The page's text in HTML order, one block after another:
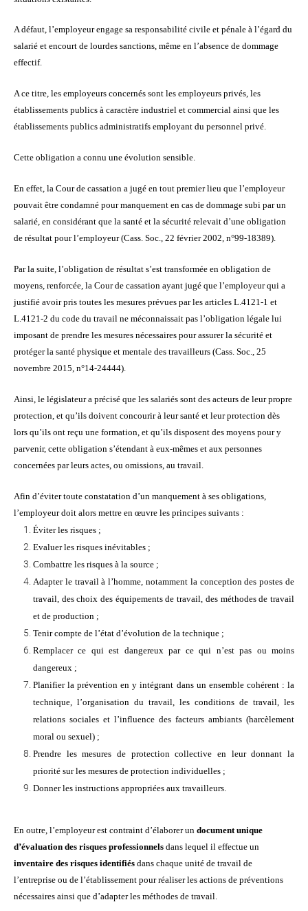
A défaut, l’employeur engage sa responsabilité civile et pénale à l’égard du
salarié et encourt de lourdes sanctions, même en l’absence de dommage
effectif.
A ce titre, les employeurs concernés sont les employeurs privés, les
établissements publics à caractère industriel et commercial ainsi que les
établissements publics administratifs employant du personnel privé.
Cette obligation a connu une évolution sensible.
En effet, la Cour de cassation a jugé en tout premier lieu que l’employeur
pouvait être condamné pour manquement en cas de dommage subi par un
salarié, en considérant que la santé et la sécurité relevait d’une obligation
de résultat pour l’employeur(Cass. Soc., 22 février 2002, n°99-18389).
Par la suite, l’obligation de résultat s’est transformée en obligation de
moyens, renforcée, la Cour de cassation ayant jugé que l’employeur qui a
justifié avoir pris toutes les mesures prévues par les articles L.4121-1 et
L.4121-2 du code du travail ne méconnaissait pas l’obligation légale lui
imposant de prendre les mesures nécessaires pour assurer la sécurité et
protéger la santé physique et mentale des travailleurs (Cass. Soc., 25
novembre 2015, n°14-24444).
Ainsi, le législateur a précisé que les salariés sont des acteurs de leur propre
protection, et qu’ils doivent concourir à leur santé et leur protection dès
lors qu’ils ont reçu une formation, et qu’ils disposent des moyens pour y
parvenir, cette obligation s’étendant à eux-mêmes et aux personnes
concernées par leurs actes, ou omissions, au travail.
Afin d’éviter toute constatation d’un manquement à ses obligations,
l’employeur doit alors mettre en œuvre les principes suivants :
Éviter les risques ;
Evaluer les risques inévitables ;
Combattre les risques à la source ;
Adapter le travail à l’homme, notamment la conception des postes de
travail, des choix des équipements de travail, des méthodes de travail
et de production ;
Tenir compte de l’état d’évolution de la technique ;
Remplacer ce qui est dangereux par ce qui n’est pas ou moins
dangereux ;
Planifier la prévention en y intégrant dans un ensemble cohérent : la
technique, l’organisation du travail, les conditions de travail, les
relations sociales et l’influence des facteurs ambiants (harcèlement
moral ou sexuel) ;
Prendre les mesures de protection collective en leur donnant la
priorité sur les mesures de protection individuelles ;
Donner les instructions appropriées aux travailleurs.
En outre, l’employeur est contraint d’élaborer un document unique
d’évaluation des risques professionnels dans lequel il effectue un
inventaire des risques identifiés dans chaque unité de travail de
l’entreprise ou de l’établissement pour réaliser les actions de préventions
nécessaires ainsi que d’adapter les méthodes de travail.